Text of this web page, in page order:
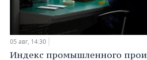
05 авг, 14:30
Индекс промышленного